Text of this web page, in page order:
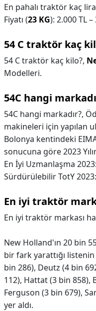
En pahalı traktör kaç
Fiyatı (23 KG): 2.000 TL –
54 C traktör kaç
54 C traktör kaç kilo?,
Modelleri.
54C hangi
54C hangi markadır?,
makineleri için yapılan
Bolonya kentindeki
sonucuna göre 2023
En İyi Uzmanlaşma
Sürdürülebilir TotY
En iyi traktör
En iyi traktör markası
New Holland'ın 20 bin
bir fark yarattığı listenin
bin 286), Deutz (4 bin
112), Hattat (3 bin 858),
Ferguson (3 bin 679),
yer aldı.